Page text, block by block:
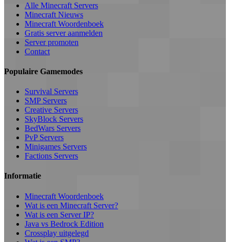
Alle Minecraft Servers
Minecraft Nieuws
Minecraft Woordenboek
Gratis server aanmelden
Server promoten
Contact
Populaire Gamemodes
Survival Servers
SMP Servers
Creative Servers
SkyBlock Servers
BedWars Servers
PvP Servers
Minigames Servers
Factions Servers
Informatie
Minecraft Woordenboek
Wat is een Minecraft Server?
Wat is een Server IP?
Java vs Bedrock Edition
Crossplay uitgelegd